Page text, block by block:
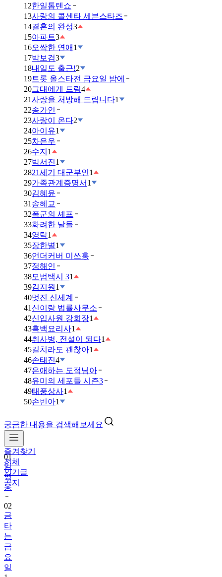
12한일톱텐쇼
13사랑의 콜센타 세븐스타즈
14결혼의 완성3
15아파트3
16오싹한 연애 1
17박보검3
18내일도 출근!2
19트롯 올스타전 금요일 밤에
20그대에게 드림4
21사랑을 처방해 드립니다1
22송가인
23사랑이 온다2
24아이유1
25차은우
26수지 1
27박서진1
2821세기 대군부인1
29가족관계증명서 1
30김혜윤
31 송혜교
32폭군의 셰프
33화려한 날들
34영탁1
35장한별1
36언더커버 미쓰홍
37정해인
38모범택시 31
39김지원 1
40멋진 신세계
41 신이랑 법률사무소
42신입사원 강회장1
43흑백요리사1
44취사병, 전설이 되다1
45길치라도 괜찮아1
46손태진4
47은애하는 도적님아
48유미의 세포들 시즌3
49태풍상사1
50손빈아1
궁금한 내용을 검색해보세요
즐겨찾기
전체
인기글
공지
01
임
영
웅
02
금
타
는
금
요
일